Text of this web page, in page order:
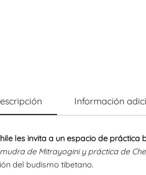
Información
les invita a un espacio de
de Mitrayogini y práctica de
del budismo tibetano.